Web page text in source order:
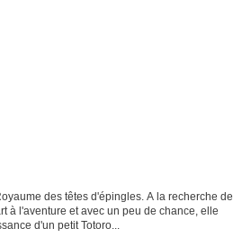
des têtes d'épingles. A la recherche de
à l'aventure et avec un peu de chance, elle
d'un petit Totoro...